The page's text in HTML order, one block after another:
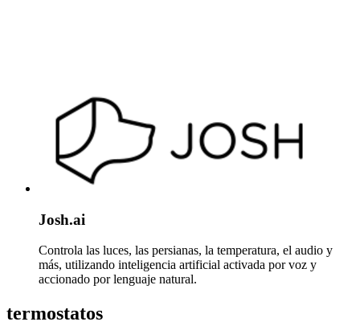
Josh.ai
Controla las luces, las persianas, la temperatura, el audio y
más, utilizando inteligencia artificial activada por voz y
accionado por lenguaje natural.
termostatos